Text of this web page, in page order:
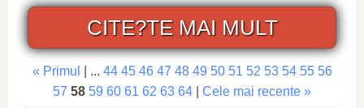
CITE?TE MAI MULT
« Primul | ... 44 45 46 47 48 49 50 51 52 53 54 55 56
57 58 59 60 61 62 63 64 Cele mai recente »